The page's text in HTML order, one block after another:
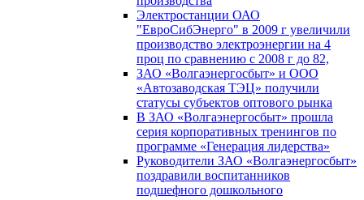
Электростанции ОАО
"ЕвроСибЭнерго" в 2009 г увеличили
производство электроэнергии на 4
проц по сравнению с 2008 г до 82,
ЗАО «Волгаэнергосбыт» и ООО
«Автозаводская ТЭЦ» получили
статусы субъектов оптового рынка
В ЗАО «Волгаэнергосбыт» прошла
серия корпоративных тренингов по
программе «Генерация лидерства»
Руководители ЗАО «Волгаэнергосбыт»
поздравили воспитанников
подшефного дошкольного